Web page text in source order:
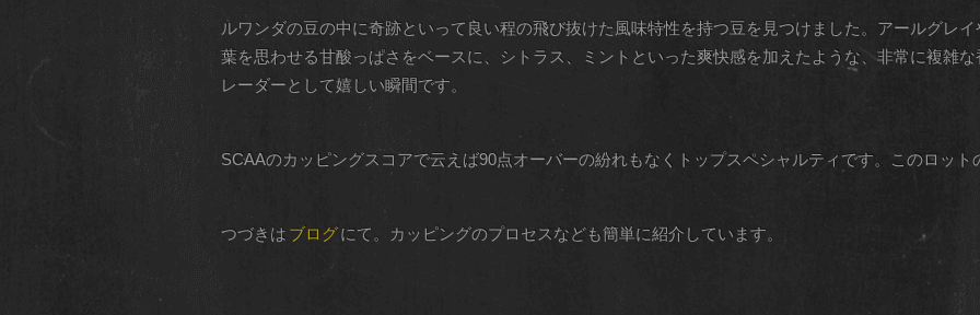
ルワンダの豆の中に奇跡といって良い程の飛び抜けた風味特性を持つ豆を見つけました。アールグレ
葉を思わせる甘酸っぱさをベースに、シトラス、ミントといった爽快感を加えたような、非常に複雑
レーダーとして嬉しい瞬間です。
SCAAのカッピングスコアで云えば90点オーバーの紛れもなくトップスペシャルティです。このロット
つづきは ブログにて。カッピングのプロセスなども簡単に紹介しています。